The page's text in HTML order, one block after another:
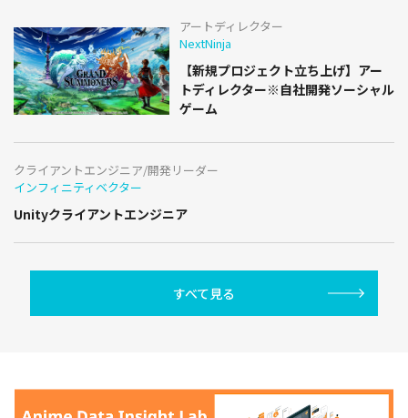
アートディレクター
NextNinja
【新規プロジェクト立ち上げ】アー
トディレクター※自社開発ソーシャル
ゲーム
クライアントエンジニア/開発リーダー
インフィニティベクター
Unityクライアントエンジニア
すべて見る